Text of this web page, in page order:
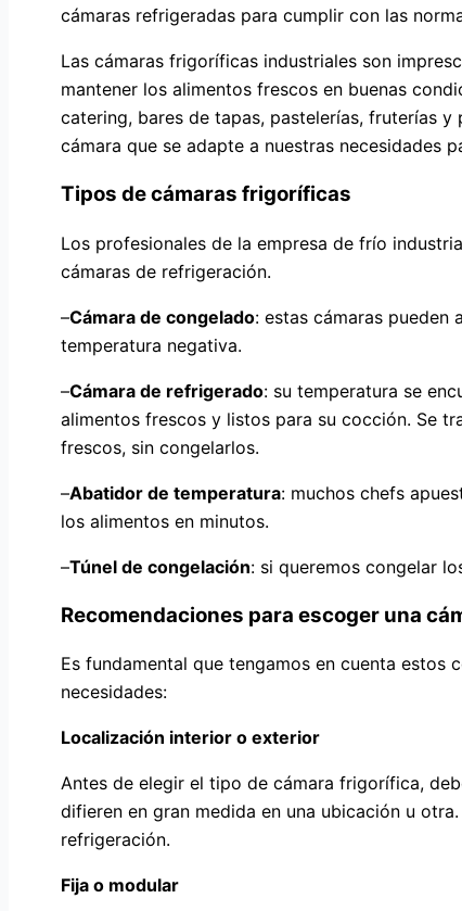
cámaras refrigeradas para cumplir con las
Las cámaras frigoríficas industriales son
mantener los alimentos frescos en buenas
catering, bares de tapas, pastelerías, fruterías
cámara que se adapte a nuestras necesidades
Tipos de cámaras frigoríficas
Los profesionales de la empresa de frío
cámaras de refrigeración.
–Cámara de congelado: estas cámaras
temperatura negativa.
–Cámara de refrigerado: su temperatura se
alimentos frescos y listos para su cocción. Se
frescos, sin congelarlos.
–Abatidor de temperatura: muchos chefs
los alimentos en minutos.
–Túnel de congelación: si queremos congelar
Recomendaciones para escoger una
Es fundamental que tengamos en cuenta
necesidades:
Localización interior o exterior
Antes de elegir el tipo de cámara frigorífica,
difieren en gran medida en una ubicación u
refrigeración.
Fija o modular